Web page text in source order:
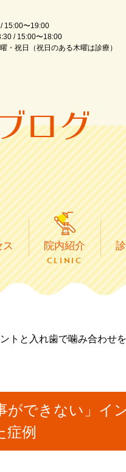
15:00〜19:00
/ 15:00〜18:00
・祝日（祝日のある木曜は診療）
根管治療
小児矯正
アクティブシニア
ログ
ス 院内紹介
CLINIC
防歯科 小児
ント治療 義歯・入
トと入れ歯で噛み合わせ
ができない」イ
症例